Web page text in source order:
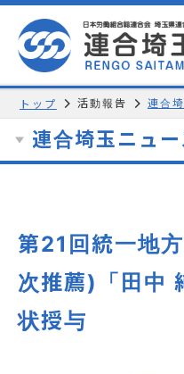
トップ 活動報告 連合
連合埼玉ニュー
第21回統一地
次推薦)「田中
状授与